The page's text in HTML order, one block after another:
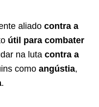
aliado contra a
útil para combater
na luta contra a
como angústia,
.